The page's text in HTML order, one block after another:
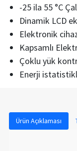
-25 ila 55 °C
Dinamik LCD
Elektronik
Kapsamlı
Çoklu yük
Enerji
Ürün Açıklaması